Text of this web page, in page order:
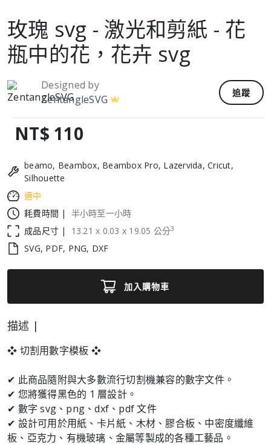
玫瑰 svg - 激光和剪紙 - 花
瓶中的花，花卉 svg
Designed by
ZentangleSVG
追蹤
NT$ 110
beamo, Beambox, Beambox Pro, Lazervida, Cricut,
Silhouette
適中
耗費時間 |
半小時至一小時
成品尺寸 |
13.21 x 0.03 x 19.05 公分3
SVG, PDF, PNG, DXF
加入購物車
描述 |
❖ 切割用數字模板 ❖
✔ 此商品隨附與大多數流行切割機兼容的數字文件。
✔ 您將獲得黑色的 1 層設計。
✔ 數字 svg、png、dxf、pdf 文件
✔ 設計可用於用紙、卡片紙、木材、膠合板、中密度纖維
板、亞克力、有機玻璃、金屬等製成的各種工藝品。